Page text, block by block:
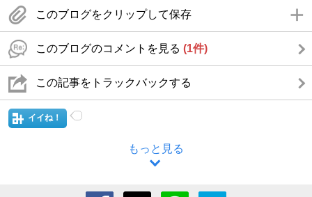
このブログをクリップして保存
このブログのコメントを見る (1件)
この記事をトラックバックする
イイね！
もっと見る